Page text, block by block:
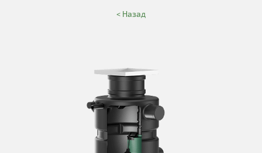
< Назад